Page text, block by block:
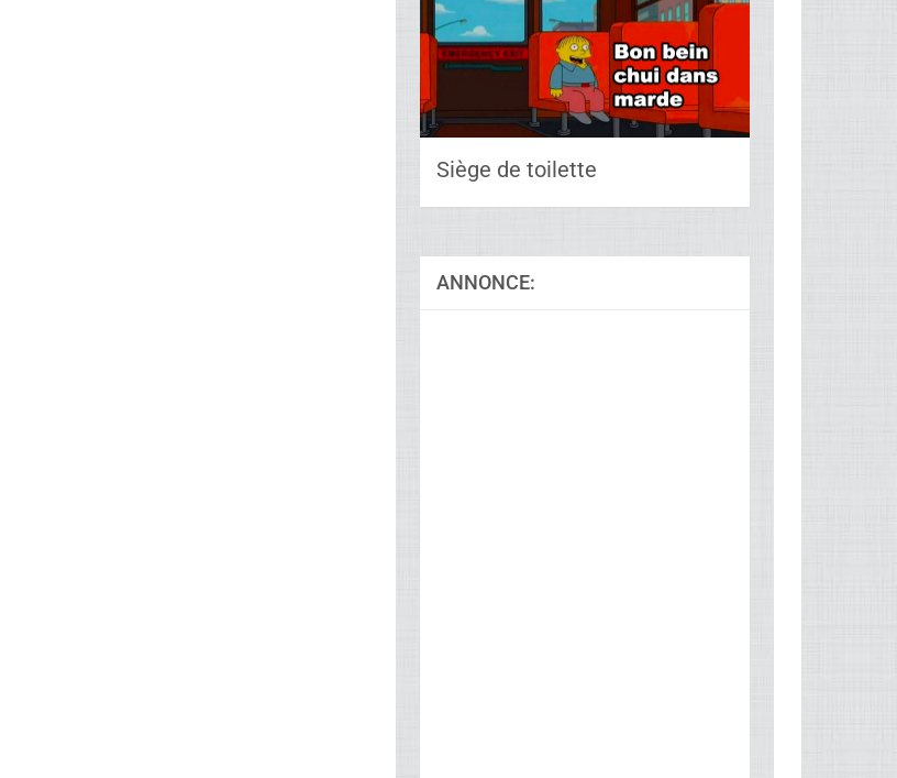
Siège de toilette
ANNONCE: